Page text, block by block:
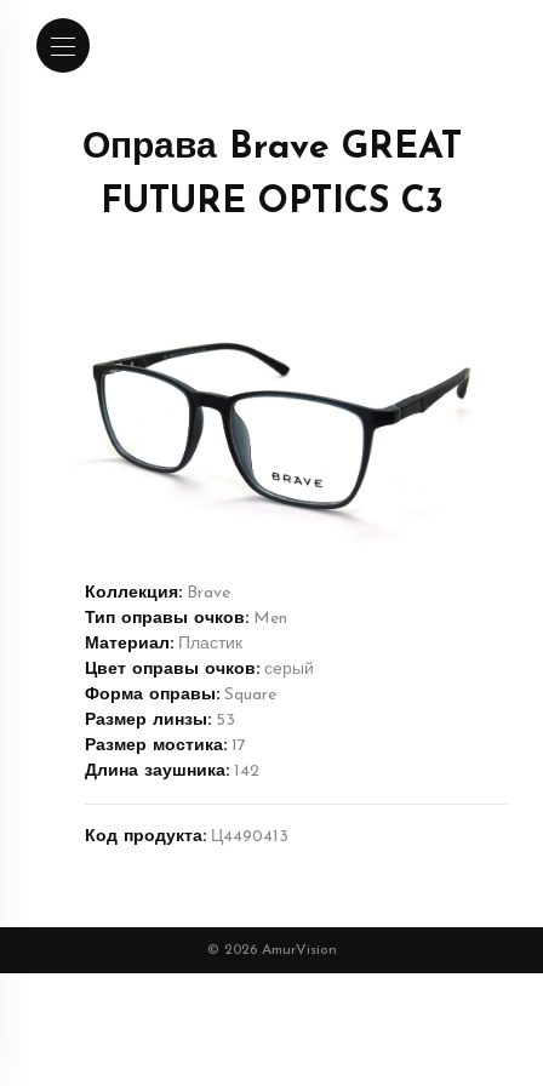
Оправа Brave GREAT
FUTURE OPTICS C3
Коллекция: Brave
Тип оправы очков: Men
Материал: Пластик
Цвет оправы очков: серый
Форма оправы: Square
Размер линзы: 53
Размер мостика: 17
Длина заушника: 142
Код продукта: Ц4490413
© 2026 AmurVision